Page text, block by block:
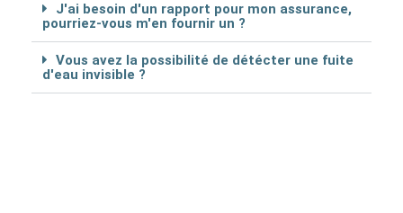
J'ai besoin d'un rapport pour mon assurance,
pourriez-vous m'en fournir un ?
Vous avez la possibilité de détécter une fuite
d'eau invisible ?